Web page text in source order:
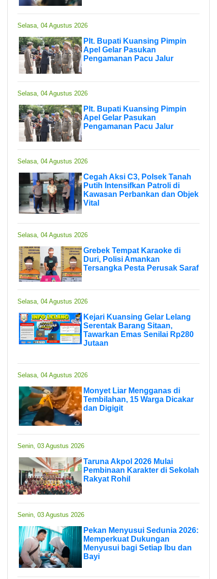
Selasa, 04 Agustus 2026
Plt. Bupati Kuansing Pimpin
Apel Gelar Pasukan
Pengamanan Pacu Jalur
Selasa, 04 Agustus 2026
Plt. Bupati Kuansing Pimpin
Apel Gelar Pasukan
Pengamanan Pacu Jalur
Selasa, 04 Agustus 2026
Cegah Aksi C3, Polsek Tanah
Putih Intensifkan Patroli di
Kawasan Perbankan dan Objek
Vital
Selasa, 04 Agustus 2026
Grebek Tempat Karaoke di
Duri, Polisi Amankan
Tersangka Pesta Perusak Saraf
Selasa, 04 Agustus 2026
Kejari Kuansing Gelar Lelang
Serentak Barang Sitaan,
Tawarkan Emas Senilai Rp280
Jutaan
Selasa, 04 Agustus 2026
Monyet Liar Mengganas di
Tembilahan, 15 Warga Dicakar
dan Digigit
Senin, 03 Agustus 2026
Taruna Akpol 2026 Mulai
Pembinaan Karakter di Sekolah
Rakyat Rohil
Senin, 03 Agustus 2026
Pekan Menyusui Sedunia 2026:
Memperkuat Dukungan
Menyusui bagi Setiap Ibu dan
Bayi